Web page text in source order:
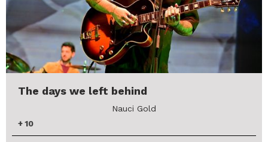
The days we left behind
Nauci Gold
+10